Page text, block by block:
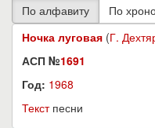
Ночка луговая (Г.
АСП №1691
Год: 1968
Текстпесни